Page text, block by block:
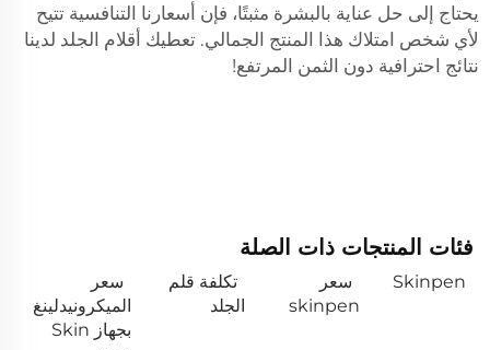
يحتاج إلى حل عناية بالبشرة مثبتًا، فإن أسعارنا التنافسية تتيح
لأي شخص امتلاك هذا المنتج الجمالي. تعطيك أقلام الجلد لدينا
نتائج احترافية دون الثمن المرتفع!
فئات المنتجات ذات الصلة
Skinpen
سعر
skinpen
تكلفة قلم
الجلد
سعر
الميكرونيدلينغ
بجهاز Skin